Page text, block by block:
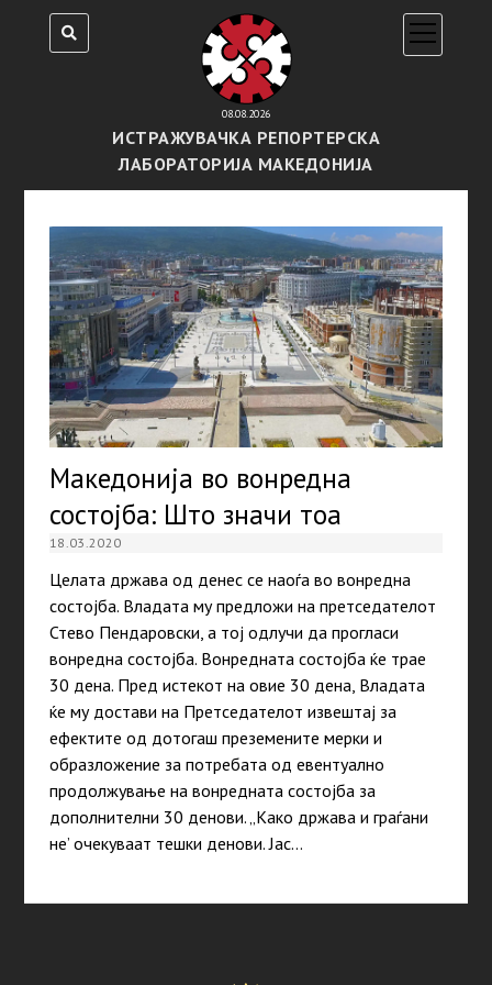
08.08.2026
ИСТРАЖУВАЧКА РЕПОРТЕРСКА
ЛАБОРАТОРИЈА МАКЕДОНИЈА
open
menu
Македонија во вонредна
состојба: Што значи тоа
18.03.2020
Целата држава од денес се наоѓа во вонредна
состојба. Владата му предложи на претседателот
Стево Пендаровски, а тој одлучи да прогласи
вонредна состојба. Вонредната состојба ќе трае
30 дена. Пред истекот на овие 30 дена, Владата
ќе му достави на Претседателот извештај за
ефектите од дотогаш преземените мерки и
образложение за потребата од евентуално
продолжување на вонредната состојба за
дополнителни 30 денови. „Како држава и граѓани
не’ очекуваат тешки денови. Јас…